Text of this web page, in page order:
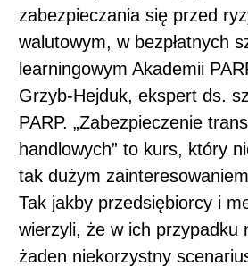
zabezpieczania się przed
walutowym, w bezpłatnych
learningowym Akademii
Grzyb-Hejduk, ekspert ds.
PARP. „Zabezpieczenie
handlowych” to kurs, który
tak dużym
Tak jakby przedsiębiorcy i
wierzyli, że w ich przypadku
żaden niekorzystny